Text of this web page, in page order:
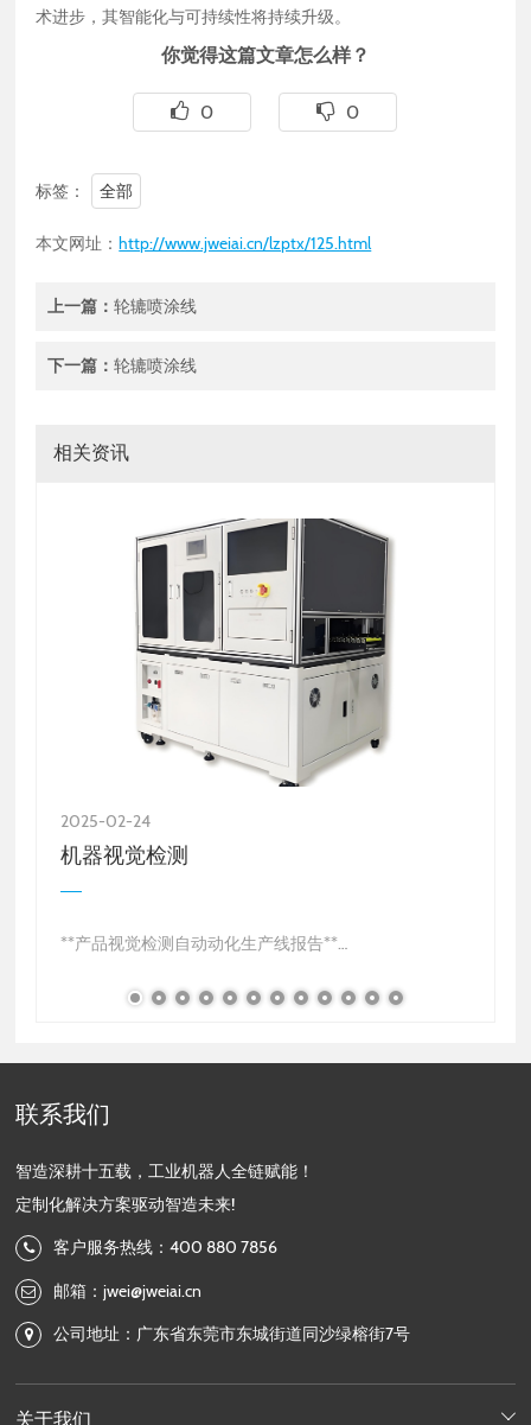
术进步，其智能化与可持续性将持续升级。
你觉得这篇文章怎么样？
0 0
标签： 全部
本文网址：http://www.jweiai.cn/lzptx/125.html
上一篇：轮辘喷涂线
下一篇：轮辘喷涂线
相关资讯
2025-02-24
机器视觉检测
**产品视觉检测自动动化生产线报告**
1. **电子信息行业**：用于智能手机、平板电脑等高精度
联系我们
智造深耕十五载，工业机器人全链赋能！
定制化解决方案驱动智造未来!
客户服务热线：400 880 7856
邮箱：jwei@jweiai.cn
公司地址：广东省东莞市东城街道同沙绿榕街7号
关于我们 